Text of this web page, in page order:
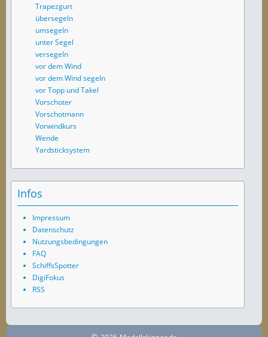
Trapezgurt
übersegeln
umsegeln
unter Segel
versegeln
vor dem Wind
vor dem Wind segeln
vor Topp und Takel
Vorschoter
Vorschotmann
Vorwindkurs
Wende
Yardsticksystem
Infos
Impressum
Datenschutz
Nutzungsbedingungen
FAQ
SchiffsSpotter
DigiFokus
RSS